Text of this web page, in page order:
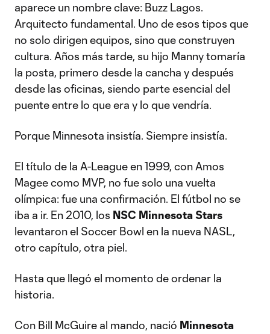
aparece un nombre clave: Buzz Lagos.
Arquitecto fundamental. Uno de esos tipos que
no solo dirigen equipos, sino que construyen
cultura. Años más tarde, su hijo Manny tomaría
la posta, primero desde la cancha y después
desde las oficinas, siendo parte esencial del
puente entre lo que era y lo que vendría.
Porque Minnesota insistía. Siempre insistía.
El título de la A-League en 1999, con Amos
Magee como MVP, no fue solo una vuelta
olímpica: fue una confirmación. El fútbol no se
iba a ir. En 2010, los NSC Minnesota Stars
levantaron el Soccer Bowl en la nueva NASL,
otro capítulo, otra piel.
Hasta que llegó el momento de ordenar la
historia.
Con Bill McGuire al mando, nació Minnesota